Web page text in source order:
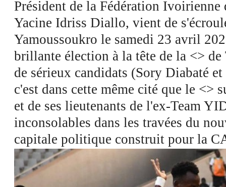
Président de la Fédération
Yacine Idriss Diallo, vient de
Yamoussoukro le samedi 23 avril
brillante élection à la tête de la <>
de sérieux candidats (Sory Diabaté
c'est dans cette même cité que le <>
et de ses lieutenants de l'ex-Team
inconsolables dans les travées du
capitale politique construit pour la